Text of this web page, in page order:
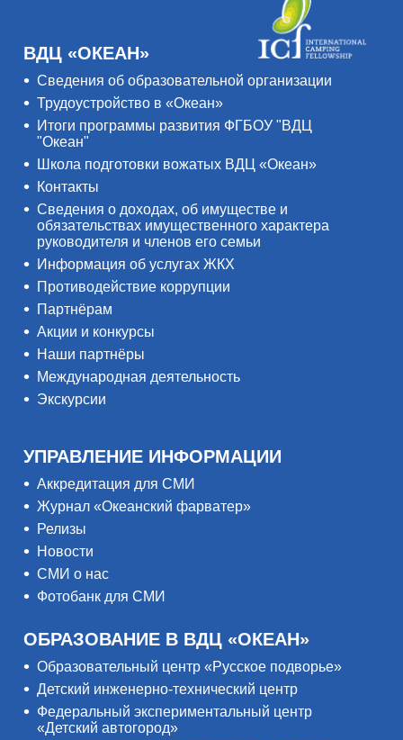
ВДЦ «ОКЕАН»
Сведения об образовательной организации
Трудоустройство в «Океан»
Итоги программы развития ФГБОУ "ВДЦ
"Океан"
Школа подготовки вожатых ВДЦ «Океан»
Контакты
Сведения о доходах, об имуществе и
обязательствах имущественного характера
руководителя и членов его семьи
Информация об услугах ЖКХ
Противодействие коррупции
Партнёрам
Акции и конкурсы
Наши партнёры
Международная деятельность
Экскурсии
УПРАВЛЕНИЕ ИНФОРМАЦИИ
Аккредитация для СМИ
Журнал «Океанский фарватер»
Релизы
Новости
СМИ о нас
Фотобанк для СМИ
ОБРАЗОВАНИЕ В ВДЦ «ОКЕАН»
Образовательный центр «Русское подворье»
Детский инженерно-технический центр
Федеральный экспериментальный центр
«Детский автогород»